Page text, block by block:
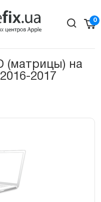
0
(матрицы) на
2017